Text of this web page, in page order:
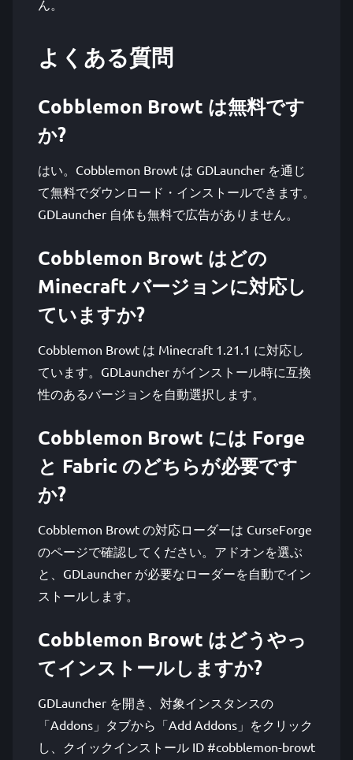
ん。
よくある質問
Cobblemon Browt は無料です
か?
はい。Cobblemon Browt は GDLauncher を通じ
て無料でダウンロード・インストールできます。
GDLauncher 自体も無料で広告がありません。
Cobblemon Browt はどの
Minecraft バージョンに対応し
ていますか?
Cobblemon Browt は Minecraft 1.21.1 に対応し
ています。GDLauncher がインストール時に互換
性のあるバージョンを自動選択します。
Cobblemon Browt には Forge
と Fabric のどちらが必要です
か?
Cobblemon Browt の対応ローダーは CurseForge
のページで確認してください。アドオンを選ぶ
と、GDLauncher が必要なローダーを自動でイン
ストールします。
Cobblemon Browt はどうやっ
てインストールしますか?
GDLauncher を開き、対象インスタンスの
「Addons」タブから「Add Addons」をクリック
し、クイックインストール ID #cobblemon-browt